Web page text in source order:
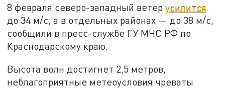
8 февраля северо-западный ветерусилится
до 34 м/с, а в отдельных районах — до 38 м/с,
сообщили в пресс-службе ГУ МЧС РФ по
Краснодарскому краю.
Высота волн достигнет 2,5 метров,
неблагоприятные метеоусловия чреваты